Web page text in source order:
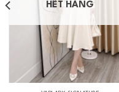
HẾT HÀNG